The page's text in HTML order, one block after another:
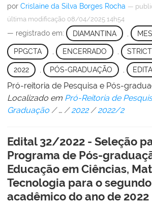
por Crislaine da Silva Borges Rocha —
última modificação 08/04/2025 14h54
— registrado em: DIAMANTINA
PPGCTA , ENCERRADO ,
2022 PÓS-GRADUAÇÃO
Pró-reitoria de Pesquisa e Pós-
Localizado em Pró-Reitoria de
Graduação /… /2022 /2022/2
Edital 32/2022 - Seleção
Programa de Pós-
Educação em Ciências,
Tecnologia para o
acadêmico do ano de 2022